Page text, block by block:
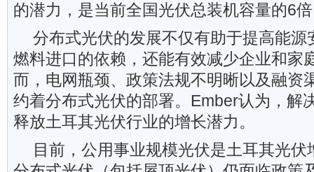
的潜力，是当前全国光伏总装机容量的6
分布式光伏的发展不仅有助于提高能源
燃料进口的依赖，还能有效减少企业和家
而，电网瓶颈、政策法规不明晰以及融资
约着分布式光伏的部署。Ember认为，解
释放土耳其光伏行业的增长潜力。
目前，公用事业规模光伏是土耳其光